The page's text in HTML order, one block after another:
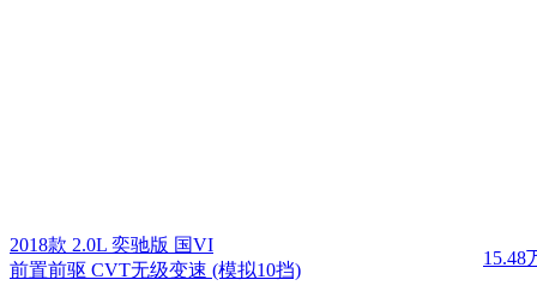
2018款 2.0L 奕驰版 国VI
前置前驱 CVT无级变速 (模拟10挡)
15.48